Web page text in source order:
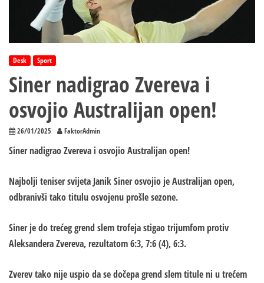
Desk Sport
Siner nadigrao Zvereva i
osvojio Australijan open!
26/01/2025 FaktorAdmin
Siner nadigrao Zvereva i osvojio Australijan open!
Najbolji teniser svijeta Janik Siner osvojio je Australijan open,
odbranivši tako titulu osvojenu prošle sezone.
Siner je do trećeg grend slem trofeja stigao trijumfom protiv
Aleksandera Zvereva, rezultatom 6:3, 7:6 (4), 6:3.
Zverev tako nije uspio da se dočepa grend slem titule ni u trećem